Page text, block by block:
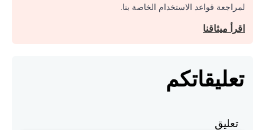
لمراجعة قواعد الاستخدام الخاصة بنا.
اقرأ ميثاقنا
تعليقاتكم
تعليق